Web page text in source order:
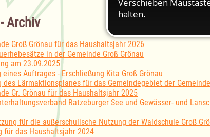
Archiv
Groß Grönau für das Haushaltsjahr 2026
in der Gemeinde Groß Grönau
am 23.09.2025
Auftrages - Erschließung Kita Groß Grönau
Lärmaktionsplanes für das Gemeindegebiet der
Gr. Grönau für das Haushaltsjahr 2025
Ratzeburger See und Gewässer- und
für die außerschulische Nutzung der Waldschule Groß
für das Haushaltsjahr 2024